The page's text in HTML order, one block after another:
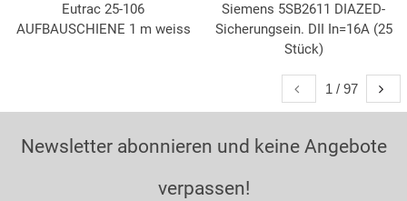
Eutrac 25-106
AUFBAUSCHIENE 1 m weiss
Siemens 5SB2611 DIAZED-
Sicherungsein. DII In=16A (25
Stück)
1 / 97
Newsletter abonnieren und keine Angebote
verpassen!